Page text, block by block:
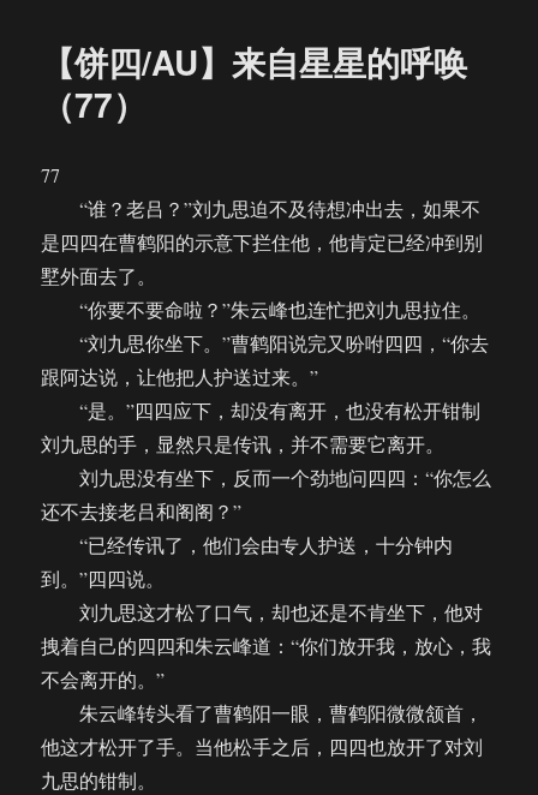
【饼四/AU】来自星星的呼唤
（77）
77
“谁？老吕？”刘九思迫不及待想冲出去，如果不
是四四在曹鹤阳的示意下拦住他，他肯定已经冲到别
墅外面去了。
“你要不要命啦？”朱云峰也连忙把刘九思拉住。
“刘九思你坐下。”曹鹤阳说完又吩咐四四，“你去
跟阿达说，让他把人护送过来。”
“是。”四四应下，却没有离开，也没有松开钳制
刘九思的手，显然只是传讯，并不需要它离开。
刘九思没有坐下，反而一个劲地问四四：“你怎么
还不去接老吕和阁阁？”
“已经传讯了，他们会由专人护送，十分钟内
到。”四四说。
刘九思这才松了口气，却也还是不肯坐下，他对
拽着自己的四四和朱云峰道：“你们放开我，放心，我
不会离开的。”
朱云峰转头看了曹鹤阳一眼，曹鹤阳微微颔首，
他这才松开了手。当他松手之后，四四也放开了对刘
九思的钳制。